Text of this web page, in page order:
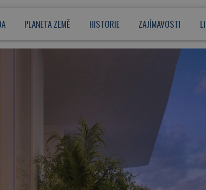
PLANETA ZEMĚ HISTORIE ZAJÍMAVOSTI